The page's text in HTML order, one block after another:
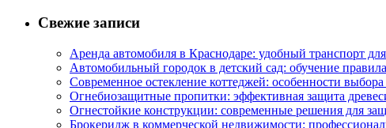
Свежие записи
Аренда автомобиля в Краснодаре: удобный транспорт
Автомобильный городок в детский сад: обучение
Современное остекление коттеджей: особенности
Огнебиозащитные пропитки: эффективная защита
Огнестойкие конструкции: современные решения для
Брокеридж в коммерческой недвижимости: